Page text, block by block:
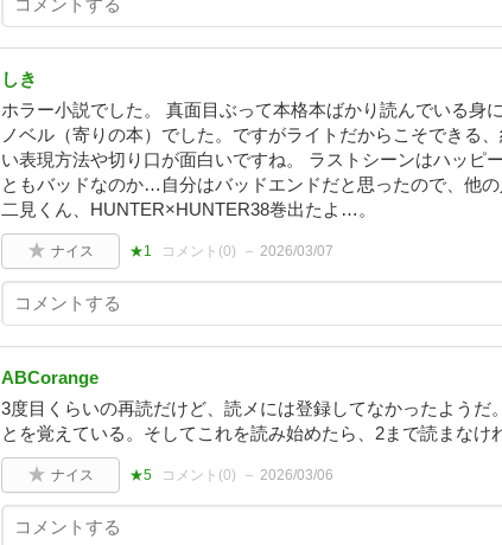
しき
ホラー小説でした。 真面目ぶって本格本ばかり読んでいる身
ノベル（寄りの本）でした。ですがライトだからこそできる
い表現方法や切り口が面白いですね。 ラストシーンはハッピ
ともバッドなのか…自分はバッドエンドだと思ったので、他の
二見くん、HUNTER×HUNTER38巻出たよ…。
ナイス ★1 コメント(0) 2026/03/07
ABCorange
3度目くらいの再読だけど、読メには登録してなかったようだ
とを覚えている。そしてこれを読み始めたら、2まで読まなけ
ナイス ★5 コメント(0) 2026/03/06